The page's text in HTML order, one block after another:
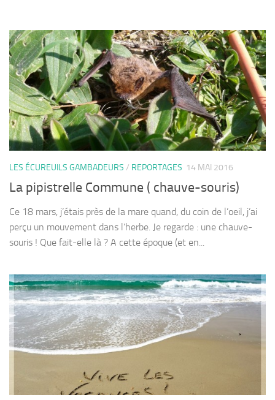
LES ÉCUREUILS GAMBADEURS / REPORTAGES 14 MAI 2016
La pipistrelle Commune ( chauve-souris)
Ce 18 mars, j’étais près de la mare quand, du coin de l’oeil, j’ai
perçu un mouvement dans l’herbe. Je regarde : une chauve-
souris ! Que fait-elle là ? A cette époque (et en...